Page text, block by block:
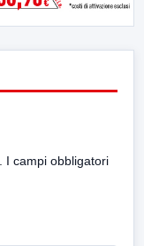
I campi obbligatori